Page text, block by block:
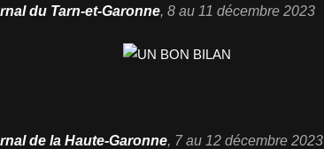
du Tarn-et-Garonne, 8 au 11 décembre 2023
de la Haute-Garonne, 7 au 12 décembre 2023